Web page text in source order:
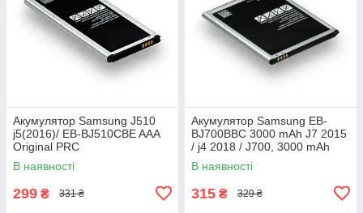
Акумулятор Samsung J510
j5(2016)/ EB-BJ510CBE AAA
Original PRC
В наявності
299 ₴ 331 ₴
Акумулятор Samsung EB-
BJ700BBC 3000 mAh J7 2015
/ j4 2018 / J700, 3000 mAh
Original PRC
В наявності
315 ₴ 329 ₴